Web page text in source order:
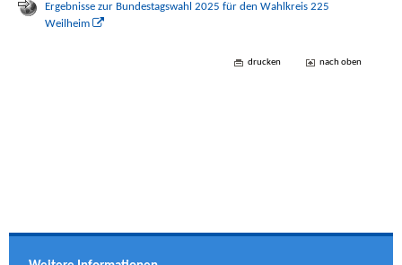
Ergebnisse zur Bundestagswahl 2025 für den Wahlkreis 225
Weilheim
drucken nach oben